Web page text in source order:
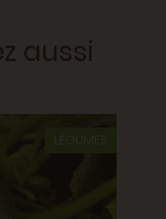
aussi
LÉGUMES